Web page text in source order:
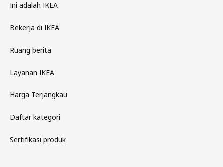
Ini adalah IKEA
Bekerja di IKEA
Ruang berita
Layanan IKEA
Harga Terjangkau
Daftar kategori
Sertifikasi produk